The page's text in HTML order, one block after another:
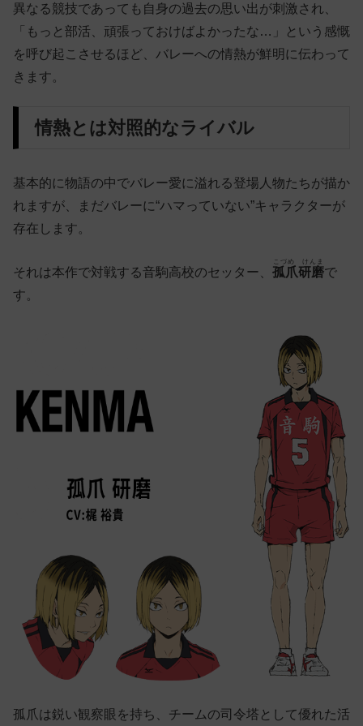
異なる競技であっても自身の過去の思い出が刺激され、
「もっと部活、頑張っておけばよかったな…」という感慨
を呼び起こさせるほど、バレーへの情熱が鮮明に伝わって
きます。
情熱とは対照的なライバル
基本的に物語の中でバレー愛に溢れる登場人物たちが描か
れますが、まだバレーに“ハマっていない”キャラクターが
存在します。
それは本作で対戦する音駒高校のセッター、 孤爪研磨
こづめ けんま
で
す。
孤爪は鋭い観察眼を持ち、チームの司令塔として優れた活